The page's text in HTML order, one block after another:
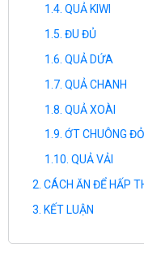
QUẢ KIWI
ĐU ĐỦ
QUẢ DỨA
QUẢ CHANH
QUẢ XOÀI
ỚT CHUÔNG
QUẢ VẢI
CÁCH ĂN ĐỂ HẤP
KẾT LUẬN